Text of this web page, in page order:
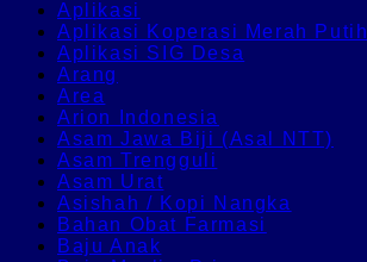
Aplikasi
Aplikasi Koperasi Merah Putih
Aplikasi SIG Desa
Arang
Area
Arion Indonesia
Asam Jawa Biji (Asal NTT)
Asam Trengguli
Asam Urat
Asishah / Kopi Nangka
Bahan Obat Farmasi
Baju Anak